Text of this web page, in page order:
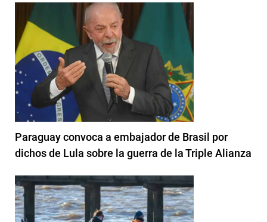
Paraguay convoca a embajador de Brasil por
dichos de Lula sobre la guerra de la Triple Alianza